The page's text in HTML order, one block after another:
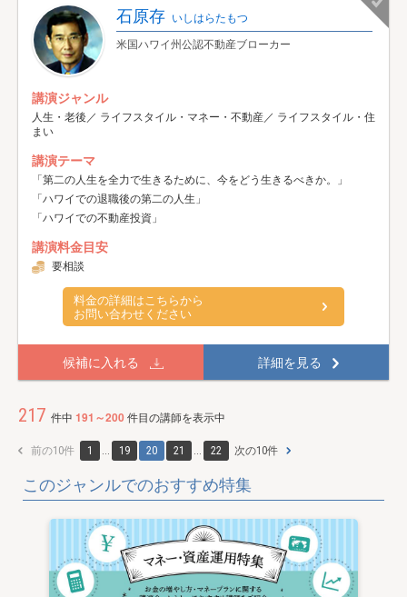
石原存 いしはらたもつ
米国ハワイ州公認不動産ブローカー
講演ジャンル
人生・老後／ ライフスタイル・マネー・不動産／ ライフスタイル・住
まい
講演テーマ
「第二の人生を全力で生きるために、今をどう生きるべきか。」
「ハワイでの退職後の第二の人生」
「ハワイでの不動産投資」
講演料金目安
要相談
料金の詳細はこちらから
お問い合わせください
候補に入れる 詳細を見る
217 件中 191～200件目の講師を表示中
前の10件 1 19 20 21 22 次の10件
このジャンルでのおすすめ特集